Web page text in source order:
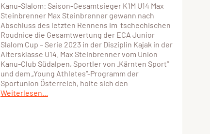
Kanu-Slalom: Saison-Gesamtsieger K1M U14 Max
Steinbrenner Max Steinbrenner gewann nach
Abschluss des letzten Rennens im tschechischen
Roudnice die Gesamtwertung der ECA Junior
Slalom Cup – Serie 2023 in der Disziplin Kajak in der
Altersklasse U14. Max Steinbrenner vom Union
Kanu-Club Südalpen, Sportler von „Kärnten Sport“
und dem „Young Athletes“-Programm der
Sportunion Österreich, holte sich den
Weiterlesen...